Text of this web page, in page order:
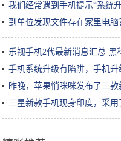
我们经常遇到手机提示“系统
到单位发现文件存在家里电
乐视手机2代最新消息汇总 黑
手机系统升级有陷阱，手机
昨晚，苹果悄咪咪发布了三
三星新款手机现身印度，采